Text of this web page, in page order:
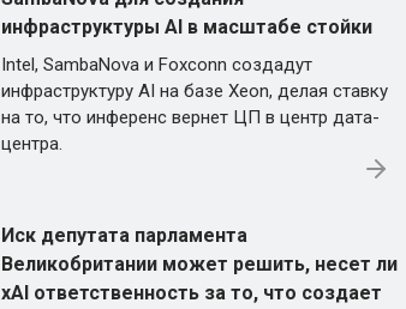
инфраструктуры AI в масштабе стойки
Intel, SambaNova и Foxconn создадут
инфраструктуру AI на базе Xeon, делая ставку
на то, что инференс вернет ЦП в центр дата-
центра.
Иск депутата парламента
Великобритании может решить, несет ли
xAI ответственность за то, что создает